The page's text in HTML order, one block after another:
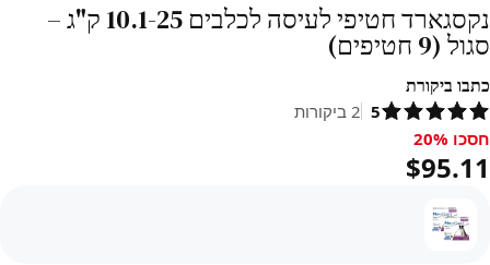
נקסגארד חטיפי לעיסה לכלבים 10.1-25 ק"ג –
סגול (9 חטיפים)
כתבו ביקורת
5
2 ביקורות
חסכו 20%, $95.11
חסכו 20%
$95.11